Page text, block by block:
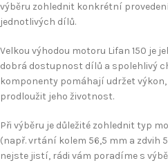
výběru zohlednit konkrétní
jednotlivých dílů.
Velkou výhodou motoru Lifan 150 je
dobrá dostupnost dílů a spolehlivý
komponenty pomáhají udržet
prodloužit jeho životnost.
Při výběru je důležité zohlednit typ
(např. vrtání kolem 56,5 mm a zdvih
nejste jistí, rádi vám poradíme s